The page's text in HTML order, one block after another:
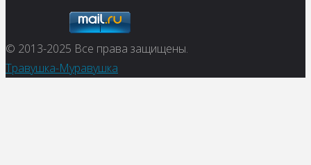
© 2013-2025 Все права защищены.
Травушка-Муравушка